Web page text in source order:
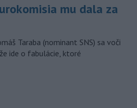
mu dala za
Taraba (nominant SNS) sa voči
ide o fabulácie, ktoré